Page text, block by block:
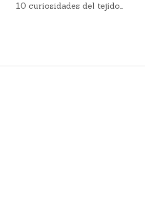
10 curiosidades del tejido…